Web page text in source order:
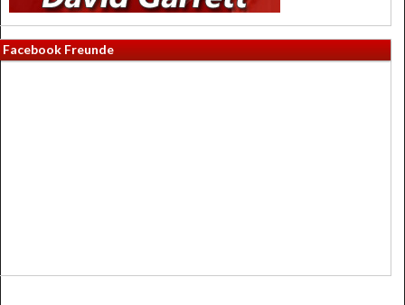
Facebook Freunde